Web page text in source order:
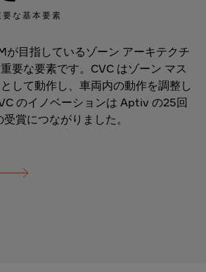
な基本要素
が目指しているゾーン アーキテクチ
要な要素です。CVC はゾーン マス
して動作し、車両内の動作を調整し
のイノベーションは Aptiv の25回
賞につながりました。